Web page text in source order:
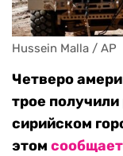
Hussein Malla / AP
Четверо
трое
сирийском
этом сообщает